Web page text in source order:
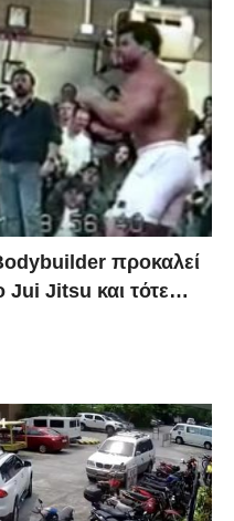
προκαλεί
Jui Jitsu και τότε…